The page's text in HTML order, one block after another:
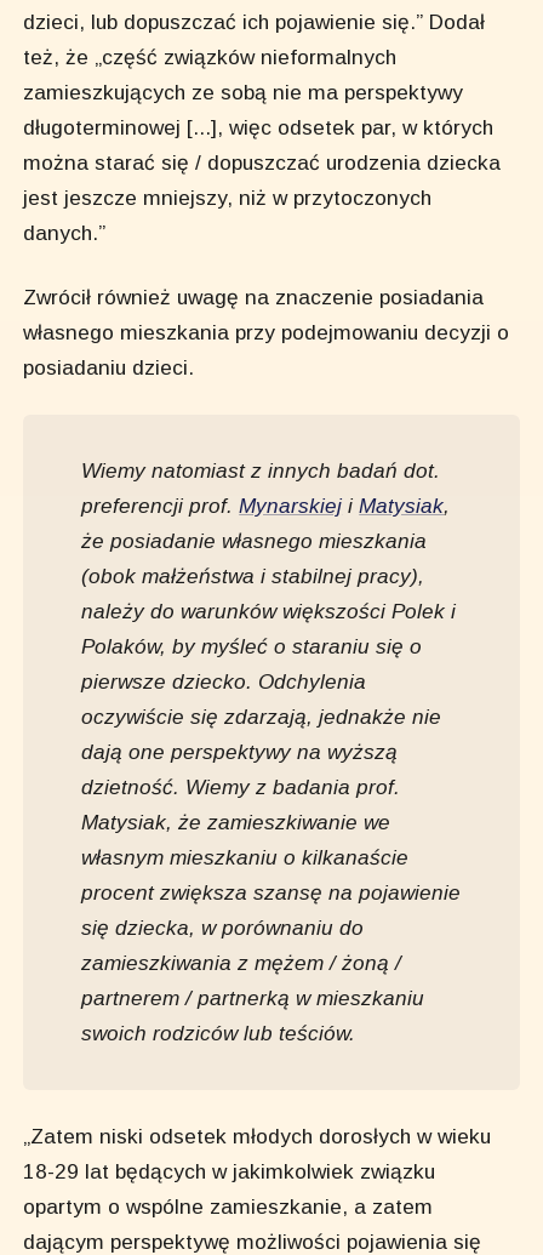
dzieci, lub dopuszczać ich pojawienie się.” Dodał
też, że „część związków nieformalnych
zamieszkujących ze sobą nie ma perspektywy
długoterminowej [...], więc odsetek par, w których
można starać się / dopuszczać urodzenia dziecka
jest jeszcze mniejszy, niż w przytoczonych
danych.”
Zwrócił również uwagę na znaczenie posiadania
własnego mieszkania przy podejmowaniu decyzji o
posiadaniu dzieci.
Wiemy natomiast z innych badań dot.
preferencji prof.Mynarskiej iMatysiak,
że posiadanie własnego mieszkania
(obok małżeństwa i stabilnej pracy),
należy do warunków większości Polek i
Polaków, by myśleć o staraniu się o
pierwsze dziecko. Odchylenia
oczywiście się zdarzają, jednakże nie
dają one perspektywy na wyższą
dzietność. Wiemy z badania prof.
Matysiak, że zamieszkiwanie we
własnym mieszkaniu o kilkanaście
procent zwiększa szansę na pojawienie
się dziecka, w porównaniu do
zamieszkiwania z mężem / żoną /
partnerem / partnerką w mieszkaniu
swoich rodziców lub teściów.
„Zatem niski odsetek młodych dorosłych w wieku
18-29 lat będących w jakimkolwiek związku
opartym o wspólne zamieszkanie, a zatem
dającym perspektywę możliwości pojawienia się